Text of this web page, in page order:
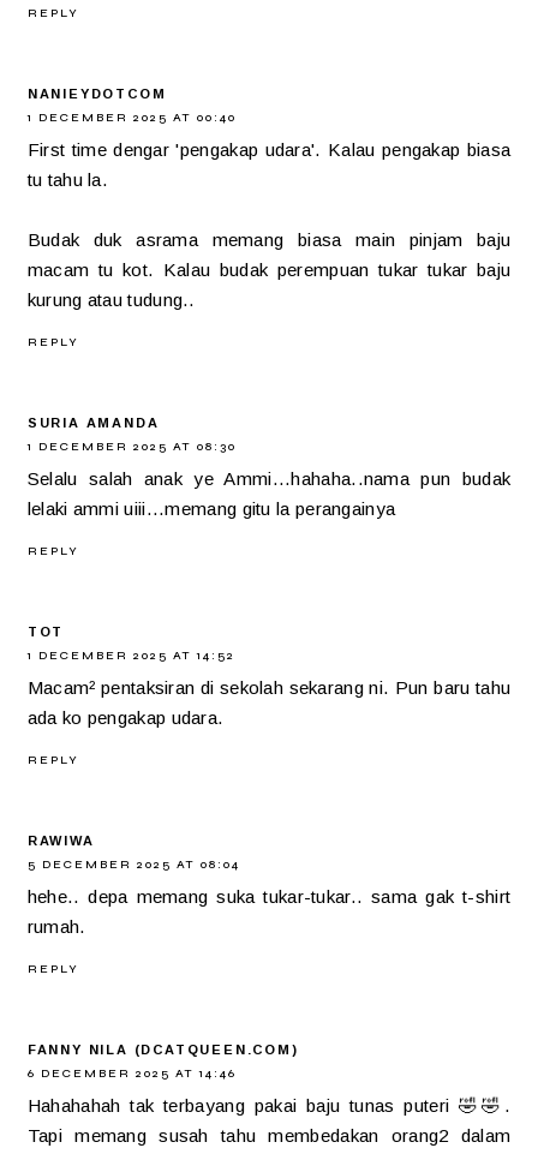
REPLY
NANIEYDOTCOM
1 DECEMBER 2025 AT 00:40
First time dengar 'pengakap udara'. Kalau pengakap biasa
tu tahu la.
Budak duk asrama memang biasa main pinjam baju
macam tu kot. Kalau budak perempuan tukar tukar baju
kurung atau tudung..
REPLY
SURIA AMANDA
1 DECEMBER 2025 AT 08:30
Selalu salah anak ye Ammi...hahaha..nama pun budak
lelaki ammi uiii...memang gitu la perangainya
REPLY
TOT
1 DECEMBER 2025 AT 14:52
Macam² pentaksiran di sekolah sekarang ni. Pun baru tahu
ada ko pengakap udara.
REPLY
RAWIWA
5 DECEMBER 2025 AT 08:04
hehe.. depa memang suka tukar-tukar.. sama gak t-shirt
rumah.
REPLY
FANNY NILA (DCATQUEEN.COM)
6 DECEMBER 2025 AT 14:46
Hahahahah tak terbayang pakai baju tunas puteri 🤣🤣.
Tapi memang susah tahu membedakan orang2 dalam